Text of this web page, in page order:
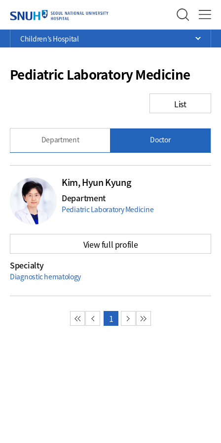
SEOUL NATIONAL
Menu
Current
Position
Children’s Hospital
Pediatric Laboratory Medicine
List
Department Doctor
Kim, Hyun Kyung
Department
Pediatric Laboratory Medicine
Specialty
Diagnostic hematology
View full profile
첫 페이지이전 페이지
1 다음 페이지마지막 페이지